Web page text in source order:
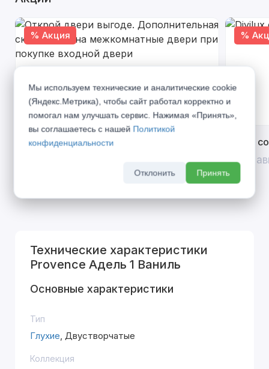
% Акция
Открой двери выгоде. Дополнительная
%
Divilux
До 31
Технические характеристики
Provence Адель 1 Ваниль
Основные характеристики
Тип
Глухие, Двустворчатые
Коллекция
Мы используем технические и аналитические cookie
(Яндекс.Метрика), чтобы сайт работал корректно и
помогал нам улучшать сервис. Нажимая «Принять»,
вы соглашаетесь с нашей Политикой
конфиденциальности
Отклонить Принять